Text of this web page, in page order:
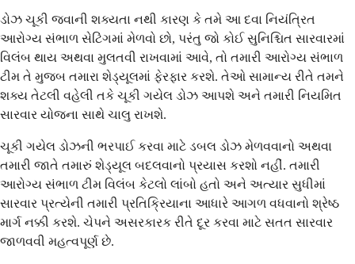
ડોઝ ચૂકી જવાની શક્યતા નથી કારણ કે તમે આ દવા નિયંત્રિત
આરોગ્ય સંભાળ સેટિંગમાં મેળવો છો, પરંતુ જો કોઈ સુનિશ્ચિત સારવારમાં
વિલંબ થાય અથવા મુલતવી રાખવામાં આવે, તો તમારી આરોગ્ય સંભાળ
ટીમ તે મુજબ તમારા શેડ્યૂલમાં ફેરફાર કરશે. તેઓ સામાન્ય રીતે તમને
શક્ય તેટલી વહેલી તકે ચૂકી ગયેલ ડોઝ આપશે અને તમારી નિયમિત
સારવાર યોજના સાથે ચાલુ રાખશે.
ચૂકી ગયેલ ડોઝની ભરપાઈ કરવા માટે ડબલ ડોઝ મેળવવાનો અથવા
તમારી જાતે તમારું શેડ્યૂલ બદલવાનો પ્રયાસ કરશો નહીં. તમારી
આરોગ્ય સંભાળ ટીમ વિલંબ કેટલો લાંબો હતો અને અત્યાર સુધીમાં
સારવાર પ્રત્યેની તમારી પ્રતિક્રિયાના આધારે આગળ વધવાનો શ્રેષ્ઠ
માર્ગ નક્કી કરશે. ચેપને અસરકારક રીતે દૂર કરવા માટે સતત સારવાર
જાળવવી મહત્વપૂર્ણ છે.